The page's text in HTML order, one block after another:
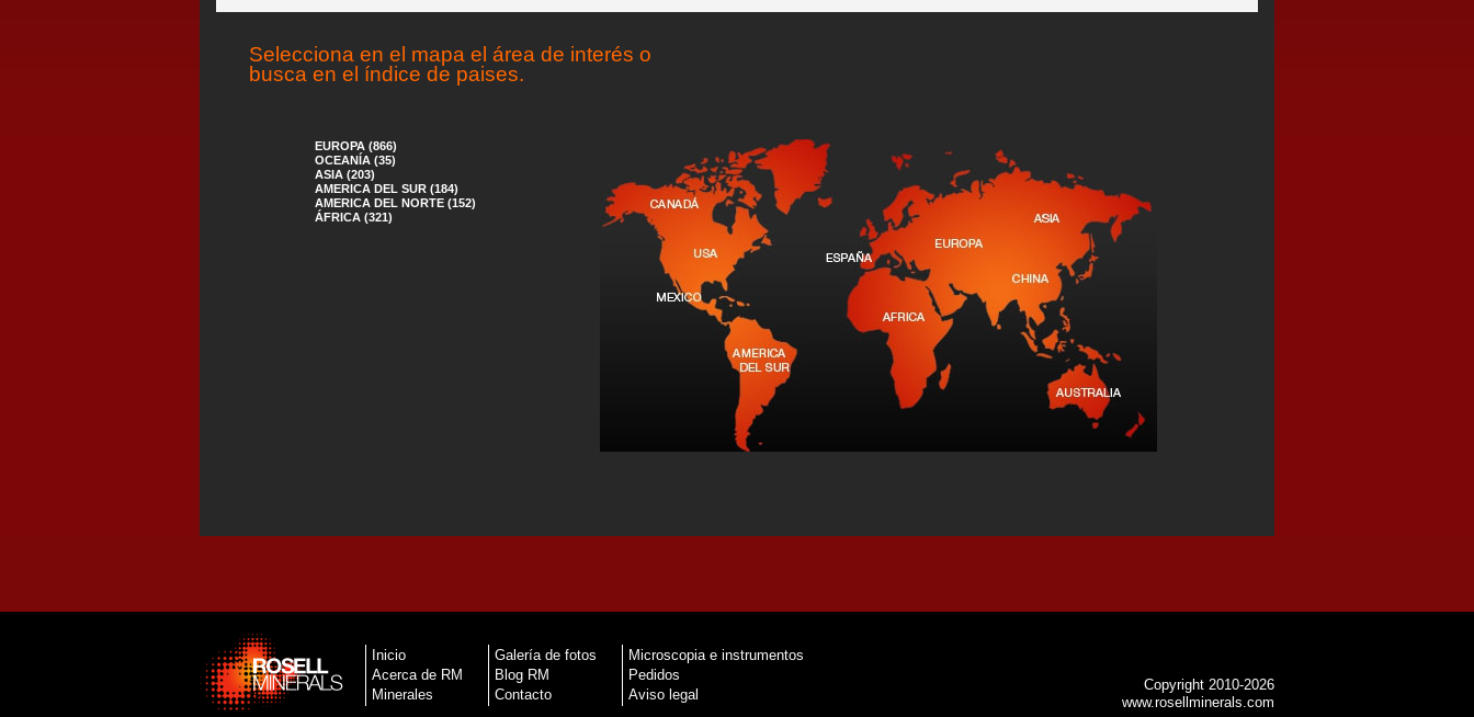
Selecciona en el mapa el área de interés o
busca en el índice de paises.
EUROPA (866)
OCEANÍA (35)
ASIA (203)
AMERICA DEL SUR (184)
AMERICA DEL NORTE (152)
ÁFRICA (321)
Inicio
Acerca de RM
Minerales
Galería de fotos
Blog RM
Contacto
Microscopia e instrumentos
Pedidos
Aviso legal
Copyright 2010-2026
www.rosellminerals.com